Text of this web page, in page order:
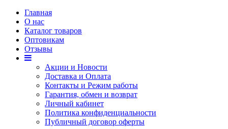
Главная
О нас
Каталог товаров
Оптовикам
Отзывы
Акции и Новости
Доставка и Оплата
Контакты и Режим работы
Гарантия, обмен и возврат
Личный кабинет
Политика конфиденциальности
Публичный договор оферты